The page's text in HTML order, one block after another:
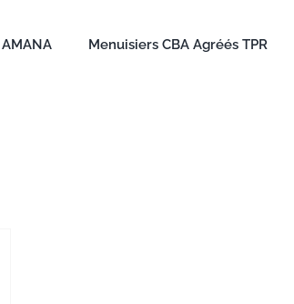
AMANA Menuisiers CBA Agréés TPR